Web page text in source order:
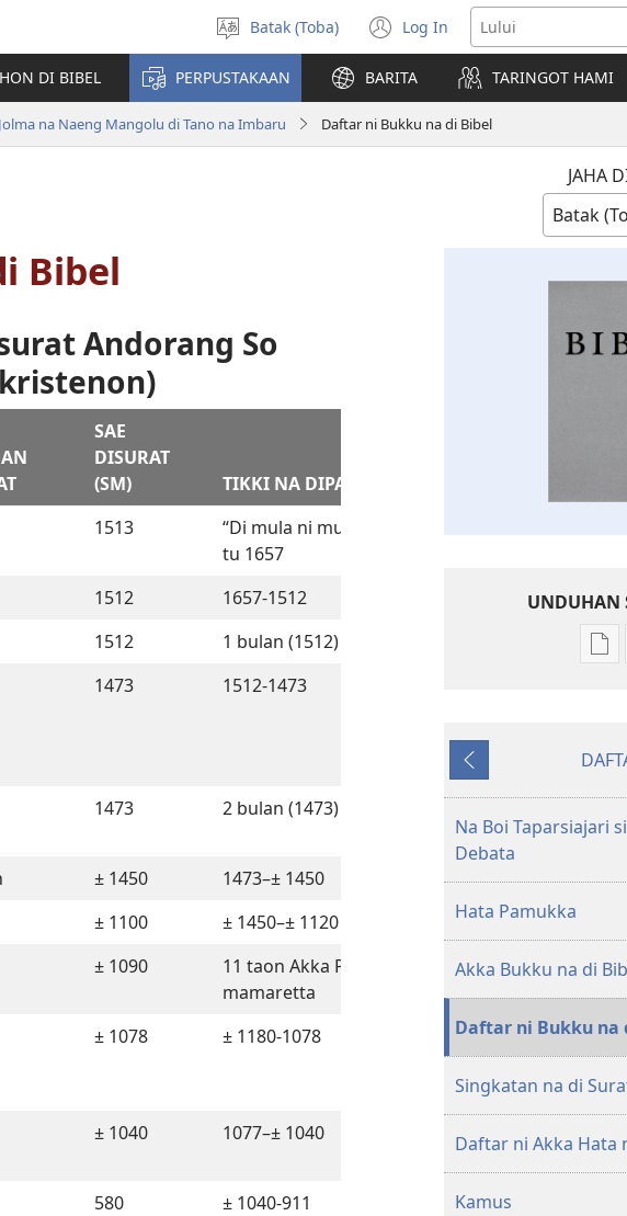
Pillit
Hata
Batak (Toba) Log In
(opens
new
window)
DI BIBEL PERPUSTAKAAN BARITA TARINGOT HAMI
na Naeng Mangolu di Tano na Imbaru Daftar ni Bukku na di Bibel
JAHA
Bibel
Andorang So
SAE
DISURAT
(SM)
TIKKI NA DIPABOA (SM)
1513
“Di mula ni mulana” sahat
tu 1657
1512
1657-1512
1512
1 bulan (1512)
1473 1512-1473
1473 2 bulan (1473)
± 1450
1473–± 1450
± 1100
± 1450–± 1120
± 1090
11 taon Akka Panguhum
mamaretta
± 1078 ± 1180-1078
± 1040 1077–± 1040
580
± 1040-911
UNDUHAN
tu
di
na
Andorang
so
Na Boi Taparsiajari
Debata
Hata Pamukka
Akka Bukku na di
Daftar ni Bukku na
Singkatan na di
Daftar ni Akka Hata
Kamus